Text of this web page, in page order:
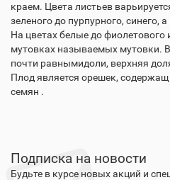
краем. Цвета листьев
зеленого до пурпурного, синего,
На цветах белые до
мутовках называемых мутовки.
почти равнымидоли, верхняя
Плод является орешек,
семян .
Подписка на новости
Будьте в курсе новых акций и